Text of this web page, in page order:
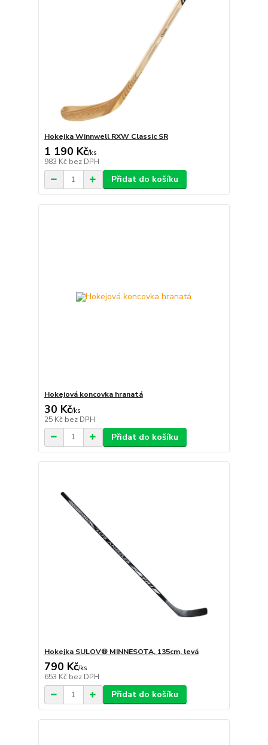
Hokejka Winnwell RXW Classic SR
1 190 Kč/ks
983 Kč bez DPH
Přidat do košíku
Hokejová koncovka hranatá
30 Kč/ks
25 Kč bez DPH
Přidat do košíku
Hokejka SULOV® MINNESOTA, 135cm, levá
790 Kč/ks
653 Kč bez DPH
Přidat do košíku